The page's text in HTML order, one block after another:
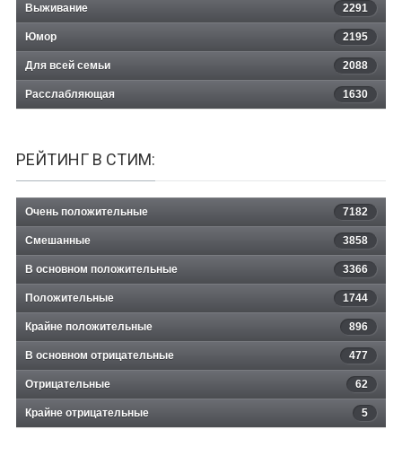
Выживание 2291
Юмор 2195
Для всей семьи 2088
Расслабляющая 1630
РЕЙТИНГ В СТИМ:
Очень положительные 7182
Смешанные 3858
В основном положительные 3366
Положительные 1744
Крайне положительные 896
В основном отрицательные 477
Отрицательные 62
Крайне отрицательные 5